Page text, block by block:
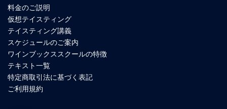
料金のご説明
仮想テイスティング
テイスティング講義
スケジュールのご案内
ワインブックススクールの特徴
テキスト一覧
特定商取引法に基づく表記
ご利用規約